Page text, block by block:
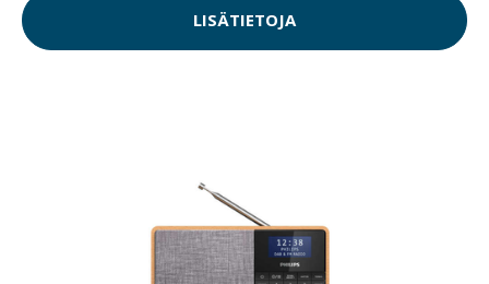
LISÄTIETOJA